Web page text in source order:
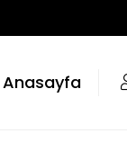
anasayfa